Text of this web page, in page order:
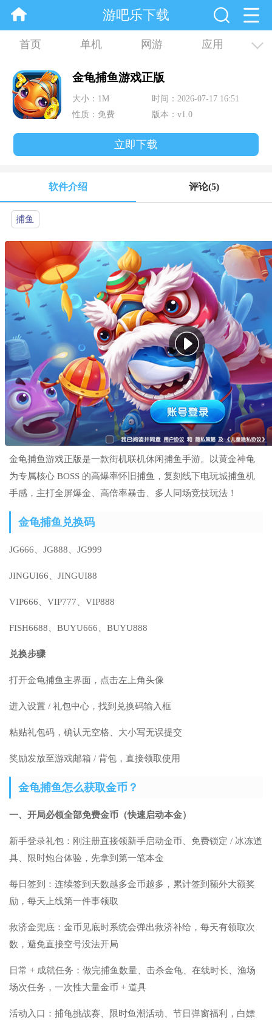
游吧乐下载
首页 单机 网游 应用
资讯 合集
金龟捕鱼游戏正版
大小：1M
时间：2026-07-17 16:51
性质：免费
版本：v1.0
立即下载
软件介绍 评论(5)
捕鱼
金龟捕鱼游戏正版是一款街机联机休闲捕鱼手游。以黄金神龟
为专属核心 BOSS 的高爆率怀旧捕鱼，复刻线下电玩城捕鱼机
手感，主打全屏爆金、高倍率暴击、多人同场竞技玩法！
金龟捕鱼兑换码
JG666、JG888、JG999
JINGUI66、JINGUI88
VIP666、VIP777、VIP888
FISH6688、BUYU666、BUYU888
兑换步骤
打开金龟捕鱼主界面，点击左上角头像
进入设置 / 礼包中心，找到兑换码输入框
粘贴礼包码，确认无空格、大小写无误提交
奖励发放至游戏邮箱 / 背包，直接领取使用
金龟捕鱼怎么获取金币？
一、开局必领全部免费金币（快速启动本金）
新手登录礼包：刚注册直接领新手启动金币、免费锁定 / 冰冻道
具、限时炮台体验，先拿到第一笔本金
每日签到：连续签到天数越多金币越多，累计签到额外大额奖
励，每天上线第一件事领取
救济金兜底：金币见底时系统会弹出救济补给，每天有领取次
数，避免直接空号没法开局
日常 + 成就任务：做完捕鱼数量、击杀金龟、在线时长、渔场
场次任务，一次性大量金币 + 道具
活动入口：捕龟挑战赛、限时鱼潮活动、节日弹窗福利，白嫖